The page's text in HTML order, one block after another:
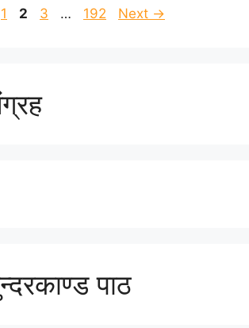
Page
1 Page
2 Page
3 … Page
192 Next →
पाठ